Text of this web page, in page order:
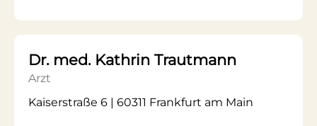
Dr. med. Kathrin Trautmann
Arzt
Kaiserstraße 6 | 60311 Frankfurt am Main